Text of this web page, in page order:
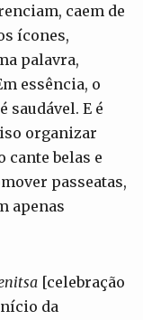
caem de
ícones,
palavra,
essência, o
saudável. E é
organizar
cante belas e
passeatas,
apenas
[celebração
da